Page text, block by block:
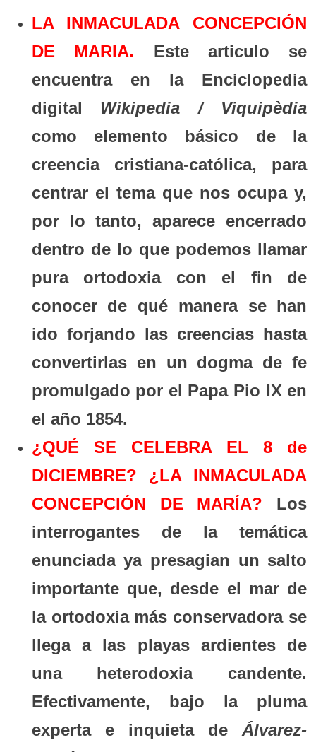
LA INMACULADA CONCEPCIÓN
DE MARIA. Este articulo se
encuentra en la Enciclopedia
digital Wikipedia / Viquipèdia
como elemento básico de la
creencia cristiana-católica, para
centrar el tema que nos ocupa y,
por lo tanto, aparece encerrado
dentro de lo que podemos llamar
pura ortodoxia con el fin de
conocer de qué manera se han
ido forjando las creencias hasta
convertirlas en un dogma de fe
promulgado por el Papa Pio IX en
el año 1854.
¿QUÉ SE CELEBRA EL 8 de
DICIEMBRE? ¿LA INMACULADA
CONCEPCIÓN DE MARÍA? Los
interrogantes de la temática
enunciada ya presagian un salto
importante que, desde el mar de
la ortodoxia más conservadora se
llega a las playas ardientes de
una heterodoxia candente.
Efectivamente, bajo la pluma
experta e inquieta deÁlvarez-